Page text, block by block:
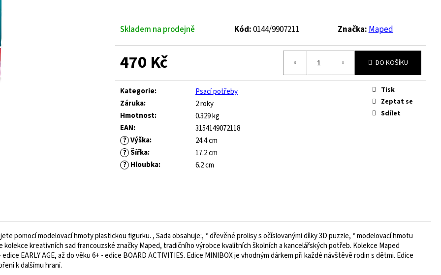
Skladem na prodejně Kód:0144/9907211 Značka:Maped
470 Kč
Měrná
cena:
DO KOŠÍKU
Kategorie:
Psací potřeby
Záruka:
2 roky
Hmotnost:
0.329 kg
EAN:
3154149072118
? Výška:
24.4 cm
? Šířka:
17.2 cm
? Hloubka: 6.2 cm
Tisk
Zeptat se
Sdílet
pomocí modelovací hmoty plastickou figurku. , Sada obsahuje:, * dřevěné prolisy s očíslovanými dílky 3D puzzle, * modelovací hmotu
kolekce kreativních sad francouzské značky Maped, tradičního výrobce kvalitních školních a kancelářských potřeb. Kolekce Maped
EARLY AGE, až do věku 6+ - edice BOARD ACTIVITIES. Edice MINIBOX je vhodným dárkem při každé návštěvě rodin s dětmi. Edice
k dalšímu hraní.
HORIZON JUNIOR BAREFOOT 2604
BLUE
Kč
FRODDO KOMPROMIS KE FLASH - BLUE
445 Kč